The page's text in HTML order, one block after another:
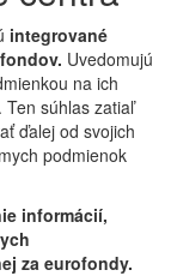
integrované
Uvedomujú
na ich
súhlas zatiaľ
ďalej od svojich
podmienok
informácií,
za eurofondy.